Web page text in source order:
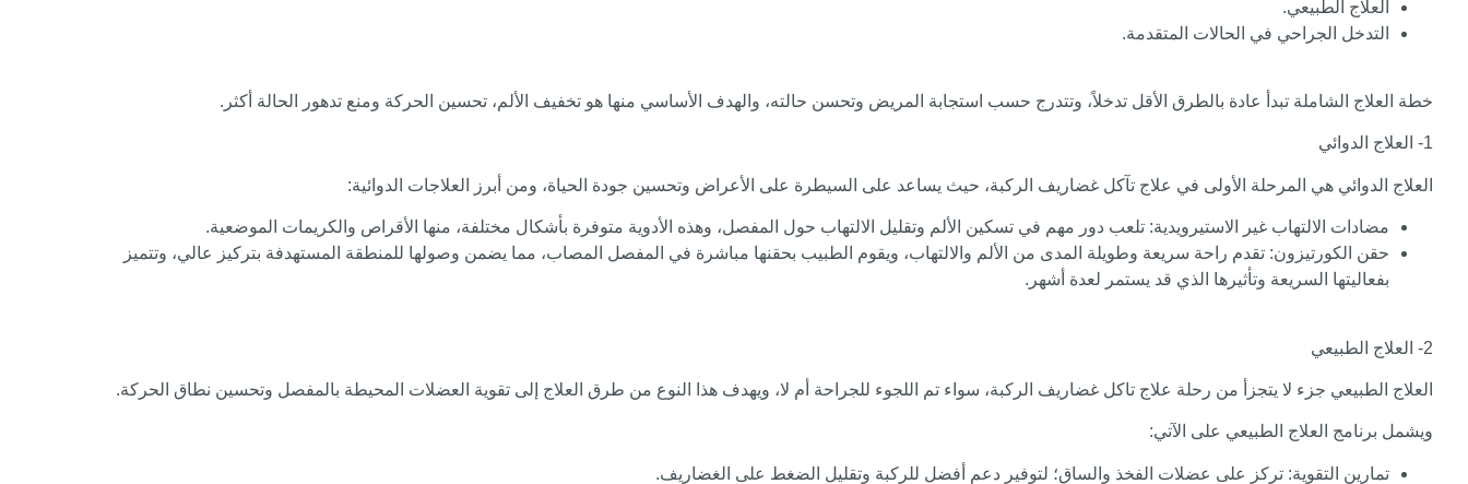
العلاج الطبيعي.
التدخل الجراحي في الحالات المتقدمة.
خطة العلاج الشاملة تبدأ عادة بالطرق الأقل تدخلاً، وتتدرج حسب استجابة المريض وتحسن حالته، والهدف الأساسي منها هو تخفيف الألم، تحسين الحركة ومنع تدهور الحالة أكثر.
1- العلاج الدوائي
العلاج الدوائي هي المرحلة الأولى في علاج تآكل غضاريف الركبة، حيث يساعد على السيطرة على الأعراض وتحسين جودة الحياة، ومن أبرز العلاجات الدوائية:
مضادات الالتهاب غير الاستيرويدية: تلعب دور مهم في تسكين الألم وتقليل الالتهاب حول المفصل، وهذه الأدوية متوفرة بأشكال مختلفة، منها الأقراص والكريمات الموضعية.
حقن الكورتيزون: تقدم راحة سريعة وطويلة المدى من الألم والالتهاب، ويقوم الطبيب بحقنها مباشرة في المفصل المصاب، مما يضمن وصولها للمنطقة المستهدفة بتركيز عالي، وتتميز
بفعاليتها السريعة وتأثيرها الذي قد يستمر لعدة أشهر.
2- العلاج الطبيعي
العلاج الطبيعي جزء لا يتجزأ من رحلة علاج تاكل غضاريف الركبة، سواء تم اللجوء للجراحة أم لا، ويهدف هذا النوع من طرق العلاج إلى تقوية العضلات المحيطة بالمفصل وتحسين نطاق الحركة.
ويشمل برنامج العلاج الطبيعي على الآتي:
تمارين التقوية: تركز على عضلات الفخذ والساق؛ لتوفير دعم أفضل للركبة وتقليل الضغط على الغضاريف.